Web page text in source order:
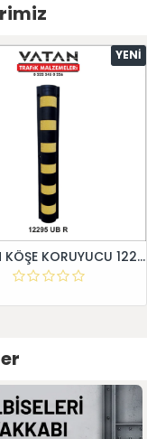
YENI
KOLON KÖŞE KORUYUCU 12295 UB R